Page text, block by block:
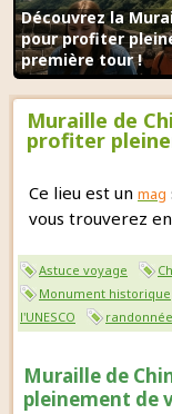
Découvrez la
pour profiter
première tour !
Muraille de
profiter
Ce lieu est un mag
vous trouverez
Astuce voyage
Monument historique
l'UNESCO
randonnée
Muraille de
pleinement de